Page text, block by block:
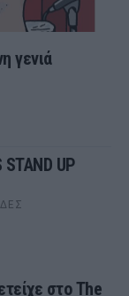
γενιά
STAND UP
στο The